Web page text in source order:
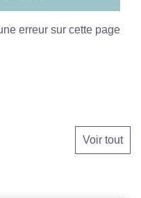
erreur sur cette page
Voir tout